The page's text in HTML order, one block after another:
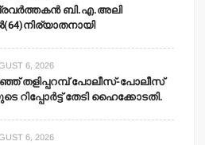
ബി.എ.അലി
6, 2026
തളിപ്പറമ്പ് പോലീസ്-പോലീസ്
റിപ്പോര്‍ട്ട് തേടി ഹൈക്കോടതി.
6, 2026